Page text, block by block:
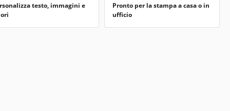
testo, immagini e
Pronto per la stampa a casa o in
ufficio